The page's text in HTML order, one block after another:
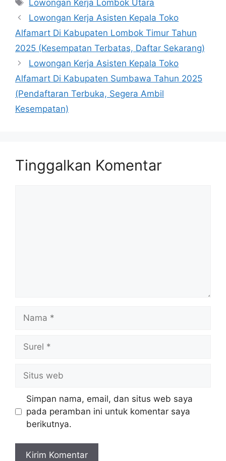
Lowongan Kerja Lombok Utara
Lowongan Kerja Asisten Kepala Toko
Alfamart Di Kabupaten Lombok Timur Tahun
2025 (Kesempatan Terbatas, Daftar Sekarang)
Lowongan Kerja Asisten Kepala Toko
Alfamart Di Kabupaten Sumbawa Tahun 2025
(Pendaftaran Terbuka, Segera Ambil
Kesempatan)
Tinggalkan Komentar
web
Simpan nama, email, dan situs web saya
pada peramban ini untuk komentar saya
berikutnya.